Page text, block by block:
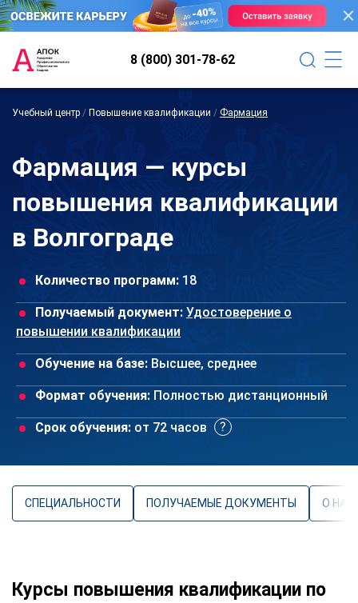
8 (800) 301-78-62
Учебный центр / Повышение квалификации / Фармация
Фармация — курсы
повышения квалификации
в Волгограде
Количество программ: 18
Получаемый документ: Удостоверение о
повышении квалификации
Обучение на базе: Высшее, среднее
Формат обучения: Полностью дистанционный
Срок обучения: от 72 часов
СПЕЦИАЛЬНОСТИ ПОЛУЧАЕМЫЕ ДОКУМЕНТЫ О
Курсы повышения квалификации по